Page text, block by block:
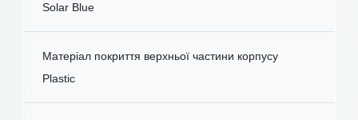
Solar Blue
Матеріал покриття верхньої частини корпусу
Plastic